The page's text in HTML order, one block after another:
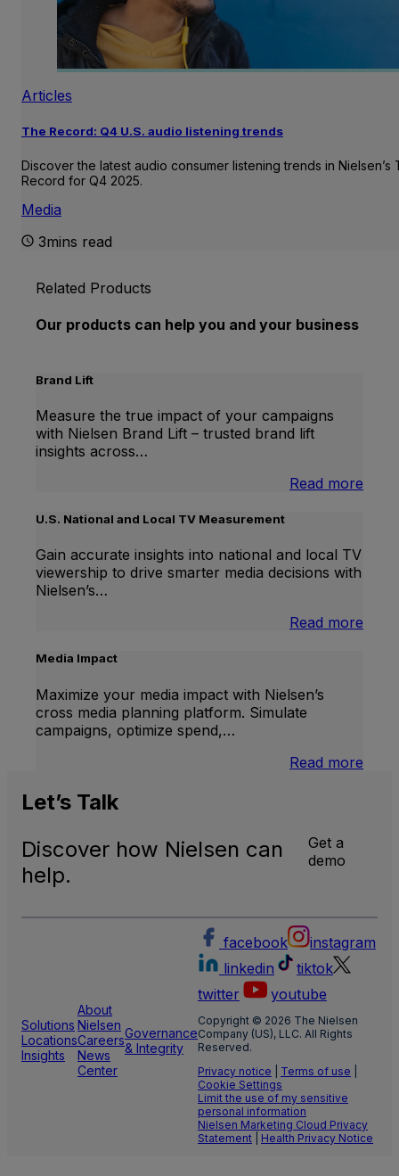
Articles
The Record: Q4 U.S. audio listening trends
Discover the latest audio consumer listening trends in Nielsen’s
Record for Q4 2025.
Media
3mins read
Related Products
Our products can help you and your business
Brand Lift
Measure the true impact of your campaigns
with Nielsen Brand Lift – trusted brand lift
insights across…
Read more
U.S. National and Local TV Measurement
Gain accurate insights into national and local TV
viewership to drive smarter media decisions with
Nielsen’s…
Read more
Media Impact
Maximize your media impact with Nielsen’s
cross media planning platform. Simulate
campaigns, optimize spend,…
Read more
Let’s Talk
Discover how Nielsen can
help.
Get a
demo
Solutions
Locations
Insights
About
Nielsen
Careers
News
Center
Governance
& Integrity
facebook
instagram
linkedin
tiktok
twitter
youtube
Copyright © 2026 The Nielsen
Company (US), LLC. All Rights
Reserved.
Privacy notice
Terms of use
Cookie Settings
Limit the use of my sensitive
personal information
Nielsen Marketing Cloud Privacy
Statement
Health Privacy Notice